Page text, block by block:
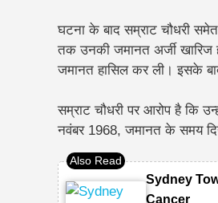
घटना के बाद सम्राट चौधरी
तक उनकी जमानत अर्जी खारिज
जमानत हासिल कर ली।इसके
सम्राट चौधरी पर आरोप है कि
नवंबर 1968, जमानत के समय
Sydney
Cancer